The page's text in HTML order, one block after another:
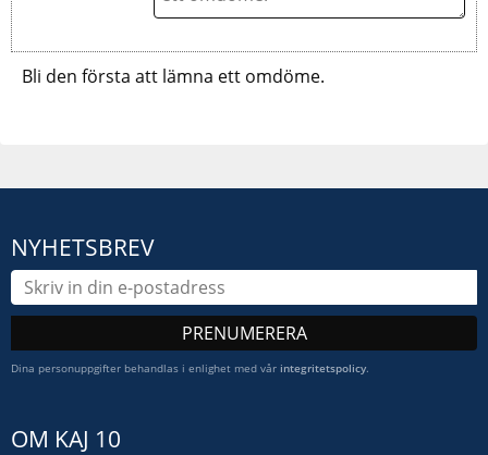
Bli den första att lämna ett omdöme.
NYHETSBREV
PRENUMERERA
Dina personuppgifter behandlas i enlighet med vår integritetspolicy.
OM KAJ 10